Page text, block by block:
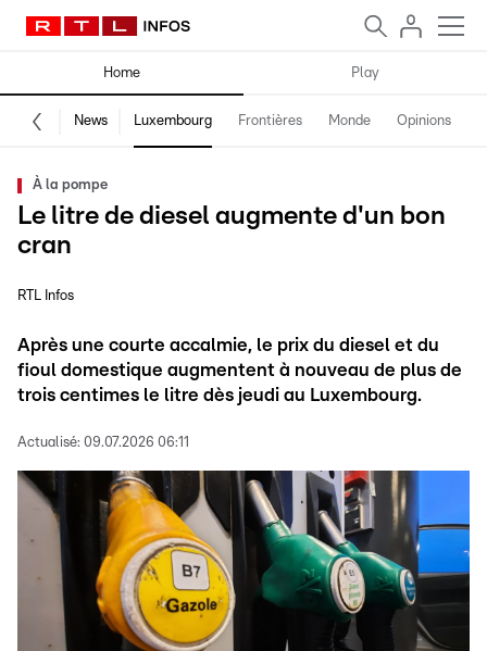
Home Play
News Luxembourg Frontières Monde Opinions
À la pompe
Le litre de diesel augmente d'un bon
cran
RTL Infos
Après une courte accalmie, le prix du diesel et du
fioul domestique augmentent à nouveau de plus de
trois centimes le litre dès jeudi au Luxembourg.
Actualisé: 09.07.2026 06:11